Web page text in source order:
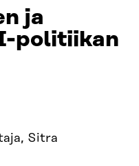
ja
politiikan
Sitra